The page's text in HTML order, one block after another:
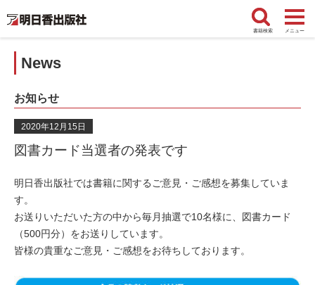
書籍検索 メニュー
News
お知らせ
2020年12月15日
図書カード当選者の発表です
明日香出版社では書籍に関するご意見・ご感想を募集していま
す。
お送りいただいた方の中から毎月抽選で10名様に、図書カード
（500円分）をお送りしています。
皆様の貴重なご意見・ご感想をお待ちしております。